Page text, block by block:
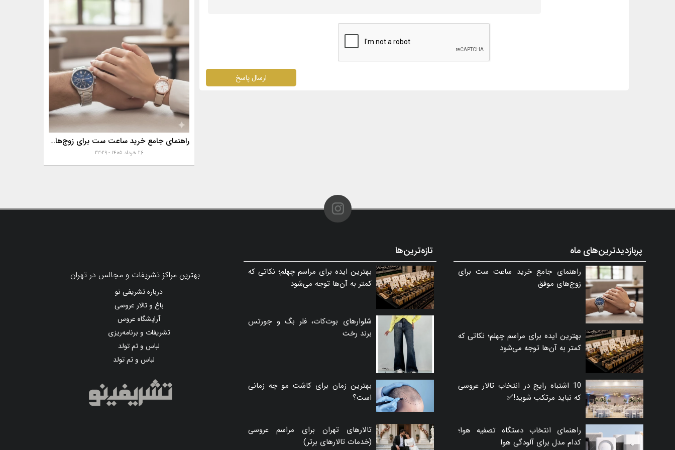
ارسال پاسخ
راهنمای جامع خرید ساعت ست برای زوج‌های موفق
۲۶ خرداد ۱۴۰۵ - ۲۳:۲۹
پربازدیدترین‌های ماه
راهنمای جامع خرید ساعت ست برای
زوج‌های موفق
بهترین ایده برای مراسم چهلم؛ نکاتی که
کمتر به آن‌ها توجه می‌شود
10 اشتباه رایج در انتخاب تالار عروسی
که نباید مرتکب شوید!✅
راهنمای انتخاب دستگاه تصفیه هوا؛
کدام مدل برای آلودگی هوا
تازه‌ترین‌ها
بهترین ایده برای مراسم چهلم؛ نکاتی که
کمتر به آن‌ها توجه می‌شود
شلوارهای بوت‌کات، فلر بگ و جورتس
برند رخت
بهترین زمان برای کاشت مو چه زمانی
است؟
تالارهای تهران برای مراسم عروسی
(خدمات تالارهای برتر)
بهترین مراکز تشریفات و مجالس در تهران
درباره تشریفی نو
باغ و تالار عروسی
آرایشگاه عروس
تشریفات و برنامه‌ریزی
لباس و تم تولد
لباس و تم تولد